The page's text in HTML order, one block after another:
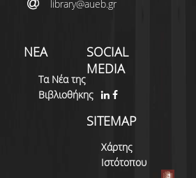
library@aueb.gr
ΝΕΑ
Τα Νέα της
Βιβλιοθήκης
SOCIAL
MEDIA
SITEMAP
Χάρτης
Ιστότοπου